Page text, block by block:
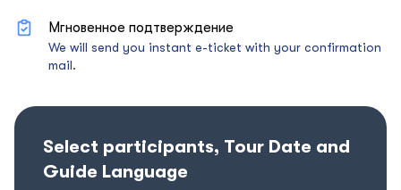
Мгновенное подтверждение
We will send you instant e-ticket with your confirmation
mail.
Select participants, Tour Date and
Guide Language